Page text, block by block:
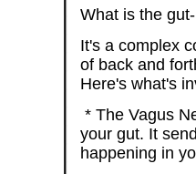
What is the
It's a complex
of back and
Here's what's
* The Vagus
your gut. It
happening in